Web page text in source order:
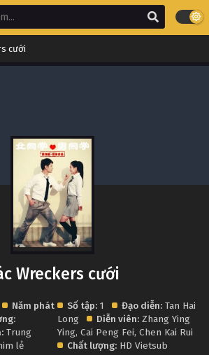
cưới
Wreckers cưới
Năm phát
Trung
lẻ
Số tập: 1 Đạo diễn: Tan Hai
Long
Diễn viên: Zhang Ying
Ying,Cai Peng Fei,Chen Kai Rui
Chất lượng: HD Vietsub